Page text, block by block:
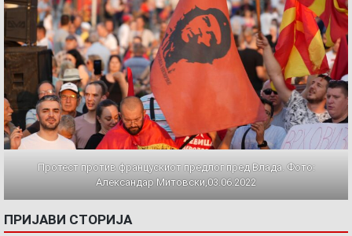
Протест против францускиот предлог пред Влада. Фото:
Александар Митовски,03.06.2022
ПРИЈАВИ СТОРИЈА